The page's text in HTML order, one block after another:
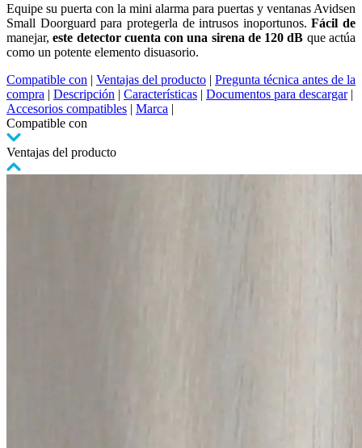
Equipe su puerta con la mini alarma para puertas y ventanas Avidsen
Small Doorguard para protegerla de intrusos inoportunos.Fácil de
manejar, este detector cuenta con una sirena de 120 dB que actúa
como un potente elemento disuasorio.
Compatible con | Ventajas del producto | Pregunta técnica antes de la
compra | Descripción | Características | Documentos para descargar |
Accesorios compatibles | Marca |
Compatible con
Ventajas del producto